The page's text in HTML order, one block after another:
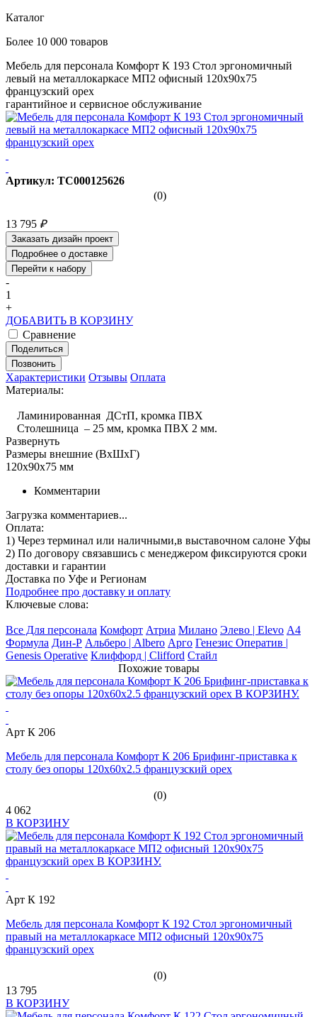
Каталог
Более 10 000 товаров
Мебель для персонала Комфорт К 193 Стол эргономичный
левый на металлокаркасе МП2 офисный 120x90x75
французский орех
гарантийное и сервисное обслуживание
Артикул: ТС000125626
(0)
13 795 ₽
Заказать дизайн проект
Подробнее о доставке
Перейти к набору
-
1
+
ДОБАВИТЬ В КОРЗИНУ
Сравнение
Поделиться
Позвонить
Характеристики Отзывы Оплата
Материалы:
Ламинированная ДСтП, кромка ПВХ
Столешница – 25 мм, кромка ПВХ 2 мм.
Развернуть
Размеры внешние (ВхШхГ)
120x90x75 мм
Комментарии
Загрузка комментариев...
Оплата:
1) Через терминал или наличными,в выставочном салоне Уфы
2) По договору связавшись с менеджером фиксируются сроки
доставки и гарантии
Доставка по Уфе и Регионам
Подробнее про доставку и оплату
Ключевые слова:
Все Для персонала Комфорт Атриа Милано Элево | Elevo А4
Формула Дин-Р Альберо | Albero Арго Генезис Оператив |
Genesis Operative Клиффорд | Clifford Стайл
Похожие товары
Арт К 206
Мебель для персонала Комфорт К 206 Брифинг-приставка к
столу без опоры 120x60x2.5 французский орех
(0)
4 062
В КОРЗИНУ
Арт К 192
Мебель для персонала Комфорт К 192 Стол эргономичный
правый на металлокаркасе МП2 офисный 120x90x75
французский орех
(0)
13 795
В КОРЗИНУ